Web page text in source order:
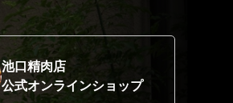
池口精肉店
公式オンラインショップ